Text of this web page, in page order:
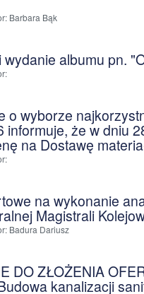
: Barbara Bąk
albumu pn.
:
o wyborze
informuje, że w dniu
na Dostawę
:
na wykonanie
Magistrali
: Badura Dariusz
DO ZŁOŻENIA
kanalizacji